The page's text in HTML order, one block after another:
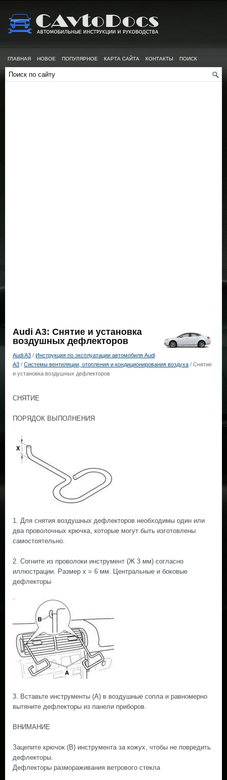
ГЛАВНАЯ НОВОЕ ПОПУЛЯРНОЕ КАРТА САЙТА КОНТАКТЫ ПОИСК
Audi A3: Снятие и установка
воздушных дефлекторов
Audi A3 / Инструкция по эксплуатации автомобиля Audi
A3 / Системы вентиляции, отопления и кондиционирования воздуха / Снятие
и установка воздушных дефлекторов
СНЯТИЕ
ПОРЯДОК ВЫПОЛНЕНИЯ
1. Для снятия воздушных дефлекторов необходимы один или
два проволочных крючка, которые могут быть изготовлены
самостоятельно.
2. Согните из проволоки инструмент (Ж 3 мм) согласно
иллюстрации. Размер х = 6 мм. Центральные и боковые
дефлекторы
3. Вставьте инструменты (А) в воздушные сопла и равномерно
вытяните дефлекторы из панели приборов.
ВНИМАНИЕ
Зацепите крючок (В) инструмента за кожух, чтобы не повредить
дефлекторы.
Дефлекторы размораживания ветрового стекла